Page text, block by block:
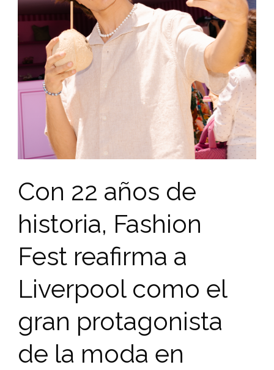
Con 22 años de
historia, Fashion
Fest reafirma a
Liverpool como el
gran protagonista
de la moda en